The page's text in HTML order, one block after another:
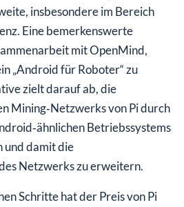
insbesondere im Bereich
Eine bemerkenswerte
mit OpenMind,
„Android für Roboter“ zu
zielt darauf ab, die
Mining‑Netzwerks von Pi durch
Betriebssystems
und damit die
Netzwerks zu erweitern.
Schritte hat der Preis von Pi